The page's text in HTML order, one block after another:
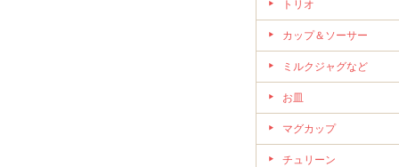
トリオ
カップ＆ソーサー
ミルクジャグなど
お皿
マグカップ
チュリーン